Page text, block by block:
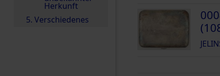
Herkunft
5. Verschiedenes